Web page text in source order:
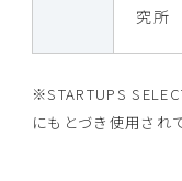
究所
※STARTUPS
にもとづき使⽤され